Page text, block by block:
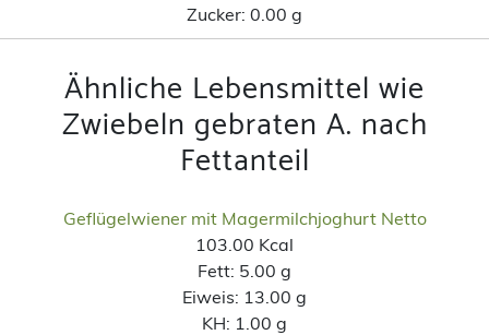
Zucker: 0.00 g
Ähnliche Lebensmittel wie
Zwiebeln gebraten A. nach
Fettanteil
Geflügelwiener mit Magermilchjoghurt Netto
103.00 Kcal
Fett: 5.00 g
Eiweis: 13.00 g
KH: 1.00 g